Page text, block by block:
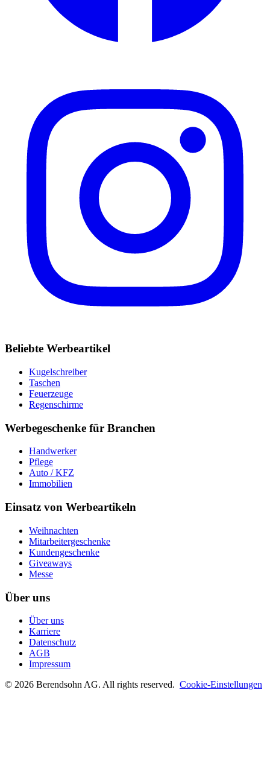
Beliebte Werbeartikel
Kugelschreiber
Taschen
Feuerzeuge
Regenschirme
Werbegeschenke für Branchen
Handwerker
Pflege
Auto / KFZ
Immobilien
Einsatz von Werbeartikeln
Weihnachten
Mitarbeitergeschenke
Kundengeschenke
Giveaways
Messe
Über uns
Über uns
Karriere
Datenschutz
AGB
Impressum
© 2026 Berendsohn AG. All rights reserved. Cookie-Einstellungen